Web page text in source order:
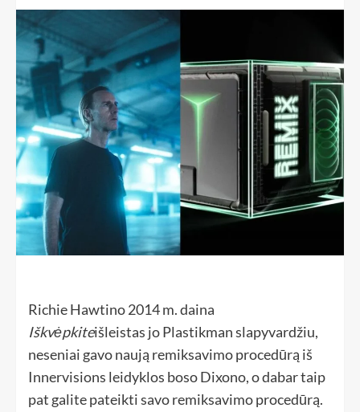
Richie Hawtino 2014 m. daina
Iškvėpkiteišleistas jo Plastikman slapyvardžiu,
neseniai gavo naują remiksavimo procedūrą iš
Innervisions leidyklos boso Dixono, o dabar taip
pat galite pateikti savo remiksavimo procedūrą.